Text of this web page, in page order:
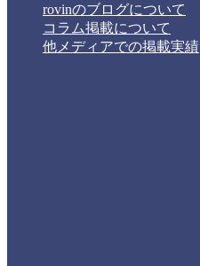
rovinのブログについて
コラム掲載について
他メディアでの掲載実績